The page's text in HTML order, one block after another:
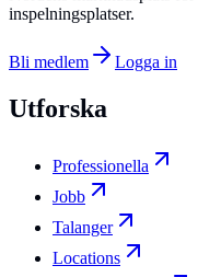
inspelningsplatser.
Bli medlem Logga in
Utforska
Professionella
Jobb
Talanger
Locations